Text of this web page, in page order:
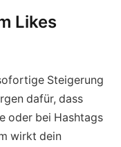
Likes
Steigerung
dafür, dass
oder bei Hashtags
wirkt dein